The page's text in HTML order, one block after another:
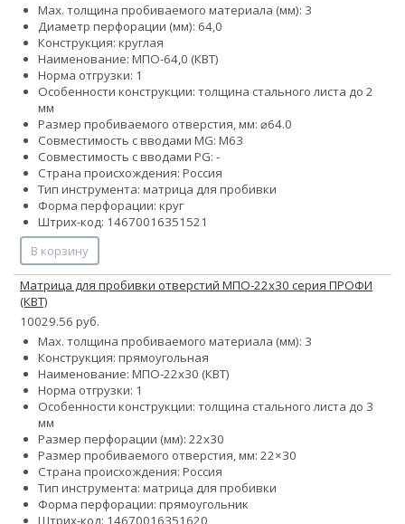
Max. толщина пробиваемого материала (мм): 3
Диаметр перфорации (мм): 64,0
Конструкция: круглая
Наименование: МПО-64,0 (КВТ)
Норма отгрузки: 1
Особенности конструкции: толщина стального листа до 2
мм
Размер пробиваемого отверстия, мм: ⌀64.0
Совместимость с вводами MG: М63
Совместимость с вводами PG: -
Страна происхождения: Россия
Тип инструмента: матрица для пробивки
Форма перфорации: круг
Штрих-код: 14670016351521
В корзину
Матрица для пробивки отверстий МПО-22х30 серия ПРОФИ
(КВТ)
10029.56 руб.
Max. толщина пробиваемого материала (мм): 3
Конструкция: прямоугольная
Наименование: МПО-22х30 (КВТ)
Норма отгрузки: 1
Особенности конструкции: толщина стального листа до 3
мм
Размер перфорации (мм): 22х30
Размер пробиваемого отверстия, мм: 22×30
Страна происхождения: Россия
Тип инструмента: матрица для пробивки
Форма перфорации: прямоугольник
Штрих-код: 14670016351620